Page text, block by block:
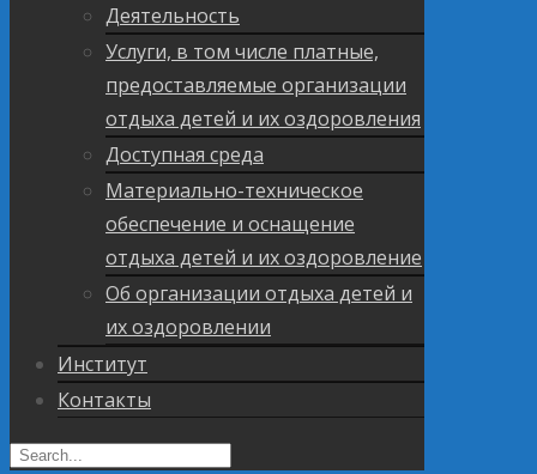
Деятельность
Услуги, в том числе платные,
предоставляемые организации
отдыха детей и их оздоровления
Доступная среда
Материально-техническое
обеспечение и оснащение
отдыха детей и их оздоровление
Об организации отдыха детей и
их оздоровлении
Институт
Контакты